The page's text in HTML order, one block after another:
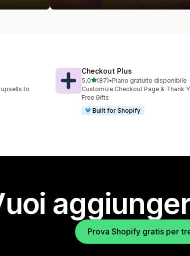
to
Checkout Plus
5,0stelle su 5
(87)
87 recensioni totali
•Piano gratuito disponibile
Customize Checkout Page & Thank
Free Gifts
Built for Shopify
Prova Shopify gratis per